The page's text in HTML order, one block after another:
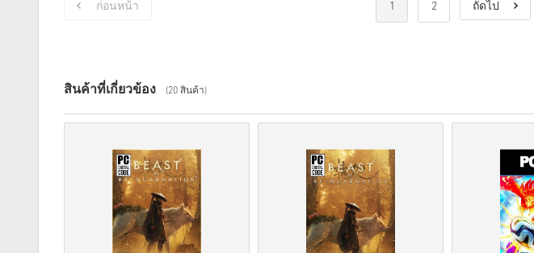
ก่อนหน้า 1 2 ถัดไป
สินค้าที่เกี่ยวข้อง (20 สินค้า)